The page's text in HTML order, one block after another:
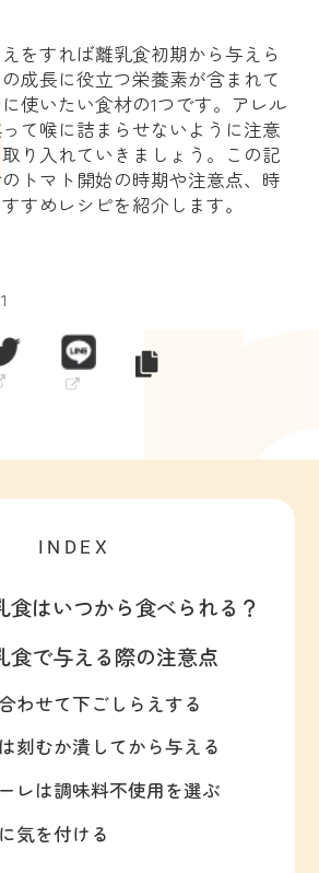
をすれば離乳食初期から与えら
成長に役立つ栄養素が含まれて
使いたい食材の1つです。アレル
て喉に詰まらせないように注意
り入れていきましょう。この記
トマト開始の時期や注意点、時
すめレシピを紹介します。
INDEX
食はいつから食べられる？
食で与える際の注意点
わせて下ごしらえする
刻むか潰してから与える
レは調味料不使用を選ぶ
気を付ける